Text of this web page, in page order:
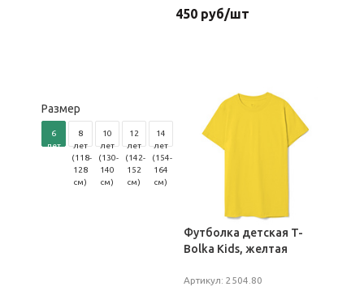
450 руб/шт
Размер
6
лет
8
лет
(118-
128
см)
10
лет
(130-
140
см)
12
лет
(142-
152
см)
14
лет
(154-
164
см)
Футболка детская T-
Bolka Kids, желтая
Артикул: 2504.80